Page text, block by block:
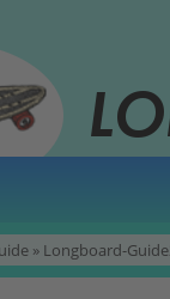
» Longboard-